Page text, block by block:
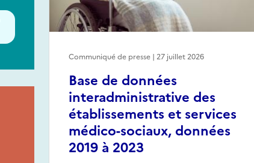
Base de données
interadministrative des
établissements et services
médico-sociaux, données
2019 à 2023
Communiqué de presse | 27 juillet 2026